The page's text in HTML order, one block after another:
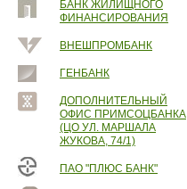
БАНК ЖИЛИЩНОГО
ФИНАНСИРОВАНИЯ
ВНЕШПРОМБАНК
ГЕНБАНК
ДОПОЛНИТЕЛЬНЫЙ
ОФИС ПРИМСОЦБАНКА
(ЦО УЛ. МАРШАЛА
ЖУКОВА, 74/1)
ПАО "ПЛЮС БАНК"